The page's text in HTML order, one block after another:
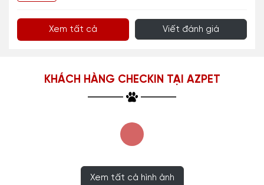
Xem tất cả Viết đánh giá
KHÁCH HÀNG CHECKIN TẠI AZPET
Xem tất cả hình ảnh